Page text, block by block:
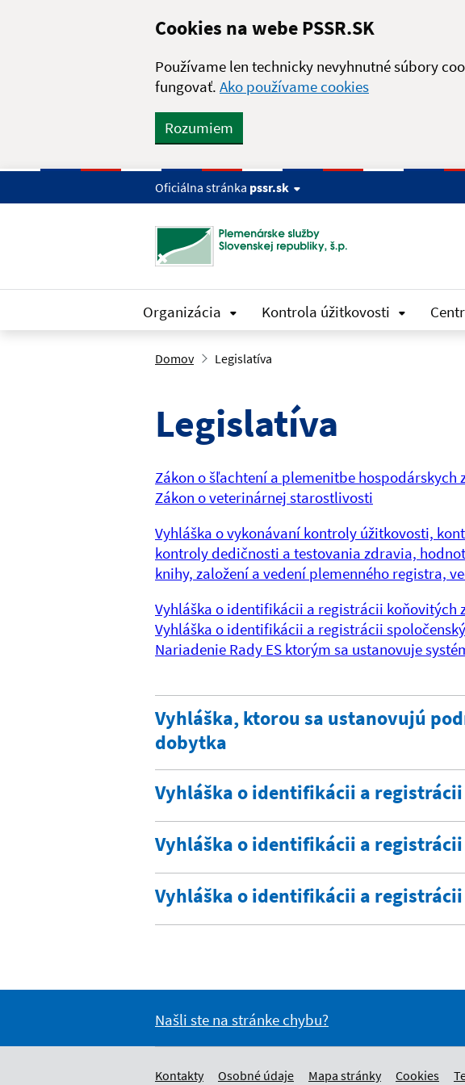
Cookies na webe PSSR.SK
Používame len technicky nevyhnutné súbory
fungovať. Ako používame cookies
Rozumiem
Oficiálna stránka pssr.sk
Organizácia Kontrola úžitkovosti
Domov Legislatíva
Legislatíva
Zákon o šľachtení a plemenitbe hospodárskych
Zákon o veterinárnej starostlivosti
Vyhláška o vykonávaní kontroly úžitkovosti,
kontroly dedičnosti a testovania zdravia,
knihy, založení a vedení plemenného registra,
Vyhláška o identifikácii a registrácii koňovitých
Vyhláška o identifikácii a registrácii
Nariadenie Rady ES ktorým sa ustanovuje
Vyhláška, ktorou sa ustanovujú
dobytka
Vyhláška o identifikácii a
Vyhláška o identifikácii a registrácii
Vyhláška o identifikácii a
Našli ste na stránke chybu?
Kontakty Osobné údaje Mapa stránky Cookies